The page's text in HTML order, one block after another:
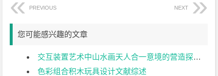
PREVIOUS NEXT
您可能感兴趣的文章
交互装置艺术中山水画天人合一意境的营造探索文献综述
色彩组合积木玩具设计文献综述